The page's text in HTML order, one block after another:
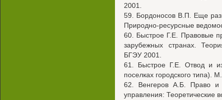
2001.
59. Бордоносов В.П. Еще
Природно-ресурсные
60. Быстрое Г.Е. Правовые
зарубежных странах.
БГЭУ 2001.
61. Быстрое Г.Е. Отвод и
поселках городского типа).
62. Венгеров А.Б. Право и
управления: Теоретические